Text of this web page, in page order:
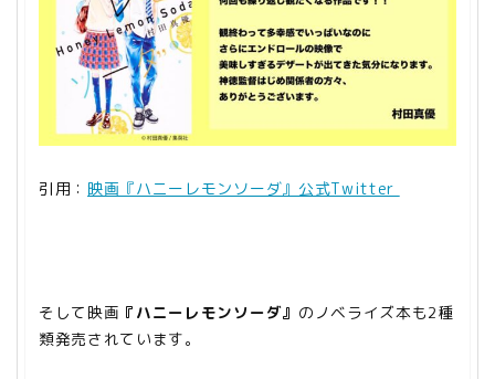
引用： 映画『ハニーレモンソーダ』公式Twitter
そして映画 『ハニーレモンソーダ』 のノベライズ本も2種
類発売されています。